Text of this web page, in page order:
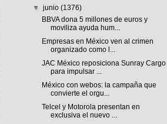
▼junio(1376)
BBVA dona 5 millones de euros y
moviliza ayuda hum...
Empresas en México ven al crimen
organizado como l...
JAC México reposiciona Sunray Cargo
para impulsar ...
México con webos: la campaña que
convierte el orgu...
Telcel y Motorola presentan en
exclusiva el nuevo ...